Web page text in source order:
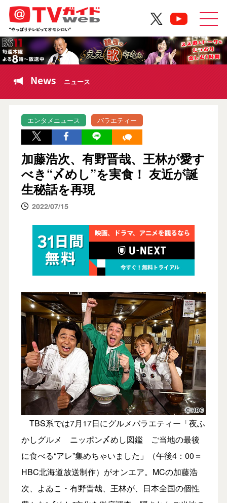
News ニュース
エンタメニュース バラエティー
加藤浩次、有野晋哉、王林が愛す
べき“〆めし”を実食！ 友近が誕
生秘話を再現
2022/07/15
TBS系では7月17日にグルメバラエティー「夜ふ
かしグルメ ニッポン〆めし図鑑 ご当地の最後
に食べる“アレ”集めちゃいました」（午後4：00＝
HBC北海道放送制作）がオンエア。MCの加藤浩
次、よゐこ・有野晋哉、王林が、日本全国の個性